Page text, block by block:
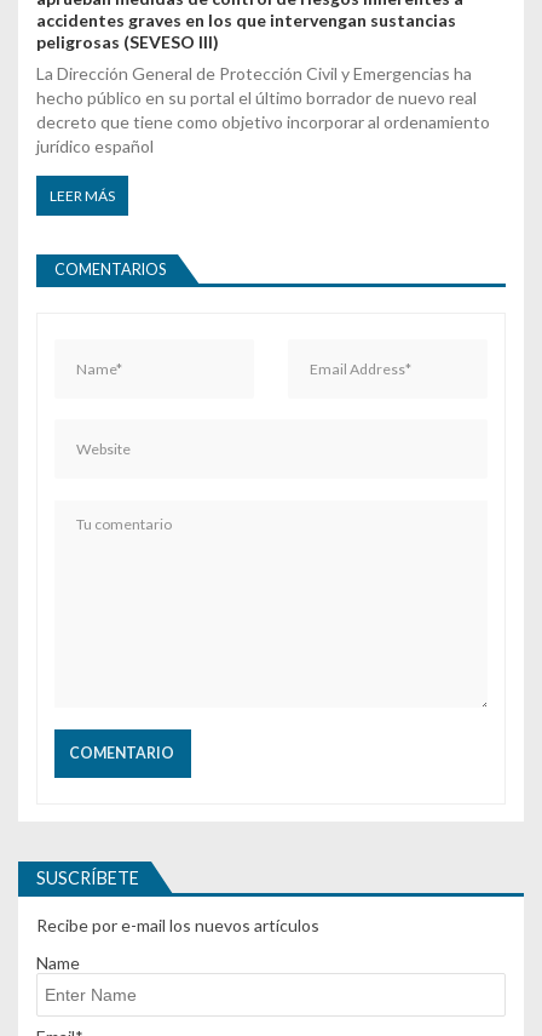
accidentes graves en los que intervengan sustancias
peligrosas (SEVESO III)
La Dirección General de Protección Civil y Emergencias ha
hecho público en su portal el último borrador de nuevo real
decreto que tiene como objetivo incorporar al ordenamiento
jurídico español
LEER MÁS
COMENTARIOS
SUSCRÍBETE
Recibe por e-mail los nuevos artículos
Name